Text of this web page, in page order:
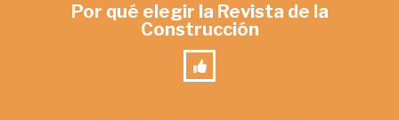
Por qué elegir la Revista de la
Construcción